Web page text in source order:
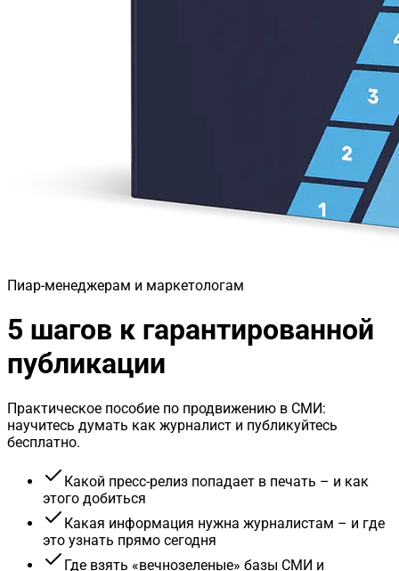
Пиар-менеджерам и маркетологам
5 шагов к гарантированной
публикации
Практическое пособие по продвижению в СМИ:
научитесь думать как журналист и публикуйтесь
бесплатно.
Какой пресс-релиз попадает в печать – и как
этого добиться
Какая информация нужна журналистам – и где
это узнать прямо сегодня
Где взять «вечнозеленые» базы СМИ и